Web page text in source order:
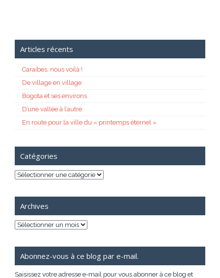
Articles récents
Caraïbes, nous voilà !
De village en village
Bogota et ses environs
D’une vallée à l’autre
En route pour la ville du « printemps éternel »
Catégories
Catégories
Archives
Archives
Abonnez-vous à ce blog par e-mail.
Saisissez votre adresse e-mail pour vous abonner à ce blog et